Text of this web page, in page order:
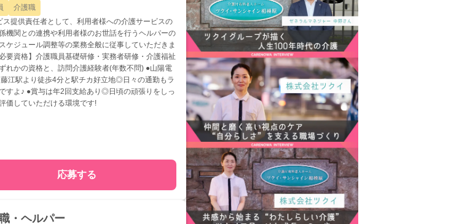
介護職
ス提供責任者として、利用者様への介護サービスの
機関との連携や利用者様のお世話を行うヘルパーの
ケジュール調整等の業務全般に従事していただきま
要資格】介護職員基礎研修・実務者研修・介護福祉
れかの資格と、訪問介護経験者(年数不問) ●山陽電
江駅より徒歩4分と駅チカ好立地◎日々の通勤もラ
すよ♪ ●賞与は年2回支給あり◎日頃の頑張りをしっ
価していただける環境です!
応募する
・ヘルパー